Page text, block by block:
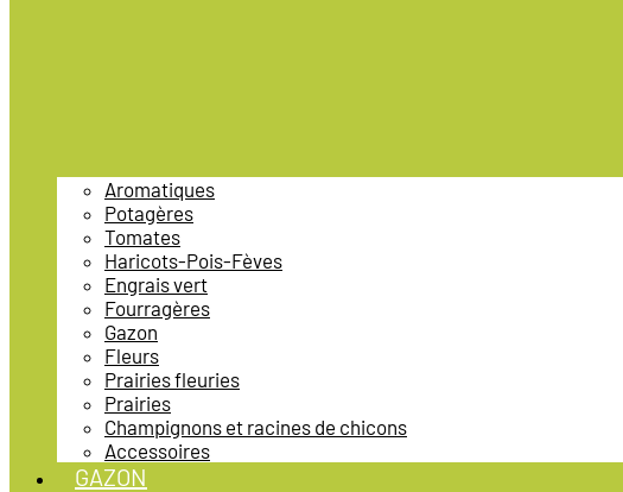
Aromatiques
Potagères
Tomates
Haricots-Pois-Fèves
Engrais vert
Fourragères
Gazon
Fleurs
Prairies fleuries
Prairies
Champignons et racines de chicons
Accessoires
GAZON